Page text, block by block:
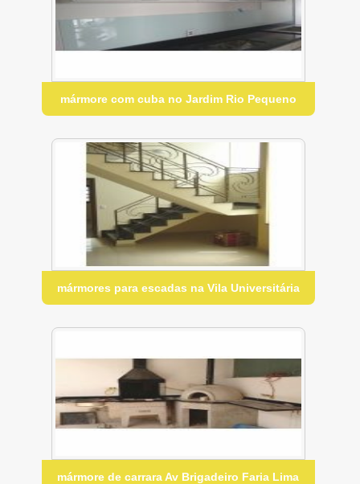
mármore com cuba no Jardim Rio Pequeno
mármores para escadas na Vila Universitária
mármore de carrara Av Brigadeiro Faria Lima